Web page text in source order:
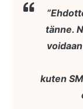
tänne.
kuten